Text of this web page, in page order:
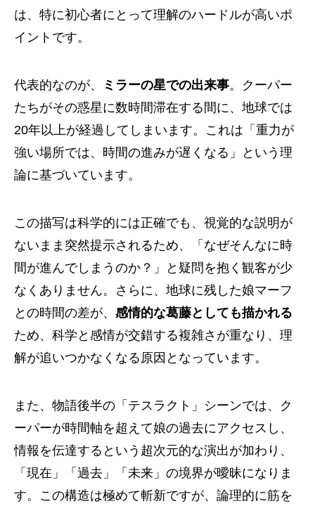
は、特に初心者にとって理解のハードルが高いポ
イントです。
代表的なのが、 ミラーの星での出来事。クーパー
たちがその惑星に数時間滞在する間に、地球では
20年以上が経過してしまいます。これは「重力が
強い場所では、時間の進みが遅くなる」という理
論に基づいています。
この描写は科学的には正確でも、視覚的な説明が
ないまま突然提示されるため、「なぜそんなに時
間が進んでしまうのか？」と疑問を抱く観客が少
なくありません。さらに、地球に残した娘マーフ
との時間の差が、 感情的な葛藤としても描かれる
ため、科学と感情が交錯する複雑さが重なり、理
解が追いつかなくなる原因となっています。
また、物語後半の「テスラクト」シーンでは、ク
ーパーが時間軸を超えて娘の過去にアクセスし、
情報を伝達するという超次元的な演出が加わり、
「現在」「過去」「未来」の境界が曖昧になりま
す。この構造は極めて斬新ですが、論理的に筋を